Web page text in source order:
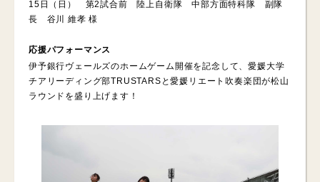
15日（日） 第2試合前 陸上自衛隊 中部方面特科隊 副隊
長 谷川 維孝 様
応援パフォーマンス
伊予銀行ヴェールズのホームゲーム開催を記念して、愛媛大学
チアリーディング部TRUSTARSと愛媛リエート吹奏楽団が松山
ラウンドを盛り上げます！